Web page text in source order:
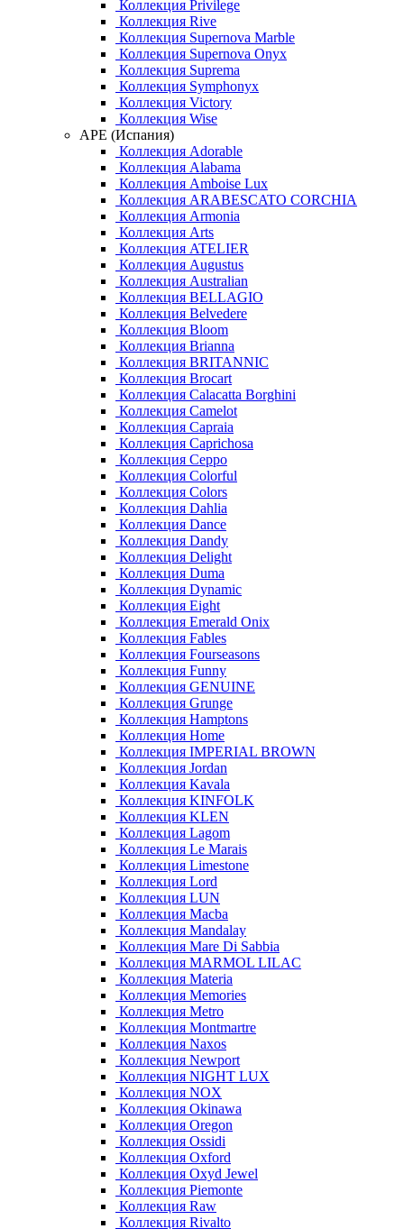
Коллекция Privilege
Коллекция Rive
Коллекция Supernova Marble
Коллекция Supernova Onyx
Коллекция Suprema
Коллекция Symphonyx
Коллекция Victory
Коллекция Wise
APE (Испания)
Коллекция Adorable
Коллекция Alabama
Коллекция Amboise Lux
Коллекция ARABESCATO CORCHIA
Коллекция Armonia
Коллекция Arts
Коллекция ATELIER
Коллекция Augustus
Коллекция Australian
Коллекция BELLAGIO
Коллекция Belvedere
Коллекция Bloom
Коллекция Brianna
Коллекция BRITANNIC
Коллекция Brocart
Коллекция Calacatta Borghini
Коллекция Camelot
Коллекция Capraia
Коллекция Caprichosa
Коллекция Ceppo
Коллекция Colorful
Коллекция Colors
Коллекция Dahlia
Коллекция Dance
Коллекция Dandy
Коллекция Delight
Коллекция Duma
Коллекция Dynamic
Коллекция Eight
Коллекция Emerald Onix
Коллекция Fables
Коллекция Fourseasons
Коллекция Funny
Коллекция GENUINE
Коллекция Grunge
Коллекция Hamptons
Коллекция Home
Коллекция IMPERIAL BROWN
Коллекция Jordan
Коллекция Kavala
Коллекция KINFOLK
Коллекция KLEN
Коллекция Lagom
Коллекция Le Marais
Коллекция Limestone
Коллекция Lord
Коллекция LUN
Коллекция Macba
Коллекция Mandalay
Коллекция Mare Di Sabbia
Коллекция MARMOL LILAC
Коллекция Materia
Коллекция Memories
Коллекция Metro
Коллекция Montmartre
Коллекция Naxos
Коллекция Newport
Коллекция NIGHT LUX
Коллекция NOX
Коллекция Okinawa
Коллекция Oregon
Коллекция Ossidi
Коллекция Oxford
Коллекция Oxyd Jewel
Коллекция Piemonte
Коллекция Raw
Коллекция Rivalto